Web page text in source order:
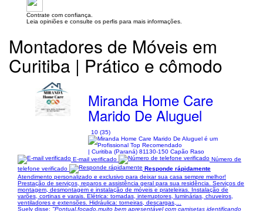
Contrate com confiança.
Leia opiniões e consulte os perfis para mais informações.
Montadores de Móveis em
Curitiba | Prático e cômodo
Miranda Home Care
Marido De Aluguel
10 (35)
| Curitiba (Paraná) 81130-150 Capão Raso
E-mail verificado
Número de
telefone verificado
Responde rápidamente
Atendimento personalizado e exclusivo para deixar sua casa sempre melhor!
Prestação de serviços, reparos e assistência geral para sua residência. Serviços de
montagem, desmontagem e instalação de móveis e prateleiras. Instalação de
varões, cortinas e varais. Elétrica: tomadas, interruptores, luminárias, chuveiros,
ventiladores e extensões. Hidráulica: torneiras, descargas,...
Suely disse: "Pontual,focado,muito bem apresentável com camisetas identificando